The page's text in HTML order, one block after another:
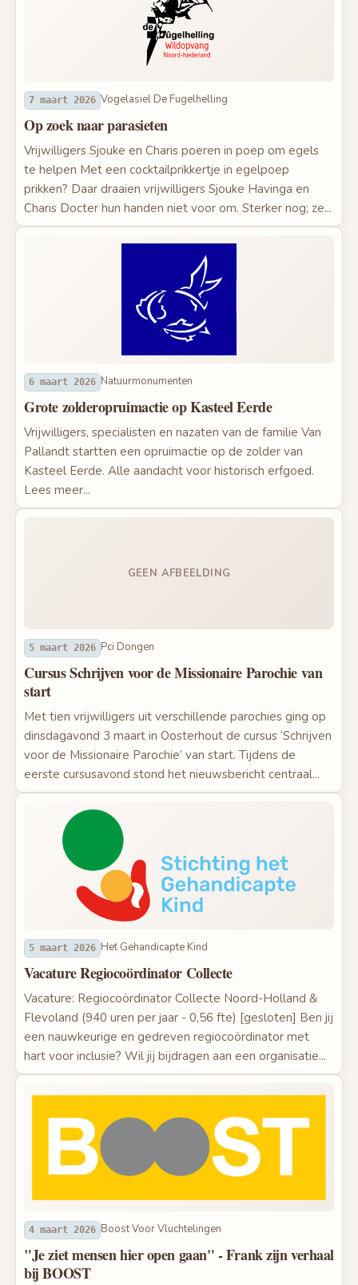
7 maart 2026 Vogelasiel De Fugelhelling
Op zoek naar parasieten
Vrijwilligers Sjouke en Charis poeren in poep om egels
te helpen Met een cocktailprikkertje in egelpoep
prikken? Daar draaien vrijwilligers Sjouke Havinga en
Charis Docter hun handen niet voor om. Sterker nog; ze...
6 maart 2026 Natuurmonumenten
Grote zolderopruimactie op Kasteel Eerde
Vrijwilligers, specialisten en nazaten van de familie Van
Pallandt startten een opruimactie op de zolder van
Kasteel Eerde. Alle aandacht voor historisch erfgoed.
Lees meer...
GEEN AFBEELDING
5 maart 2026 Pci Dongen
Cursus Schrijven voor de Missionaire Parochie van
start
Met tien vrijwilligers uit verschillende parochies ging op
dinsdagavond 3 maart in Oosterhout de cursus ‘Schrijven
voor de Missionaire Parochie’ van start. Tijdens de
eerste cursusavond stond het nieuwsbericht centraal...
5 maart 2026 Het Gehandicapte Kind
Vacature Regiocoördinator Collecte
Vacature: Regiocoördinator Collecte Noord-Holland &
Flevoland (940 uren per jaar - 0,56 fte) [gesloten] Ben jij
een nauwkeurige en gedreven regiocoördinator met
hart voor inclusie? Wil jij bijdragen aan een organisatie...
4 maart 2026 Boost Voor Vluchtelingen
"Je ziet mensen hier open gaan" - Frank zijn verhaal
bij BOOST